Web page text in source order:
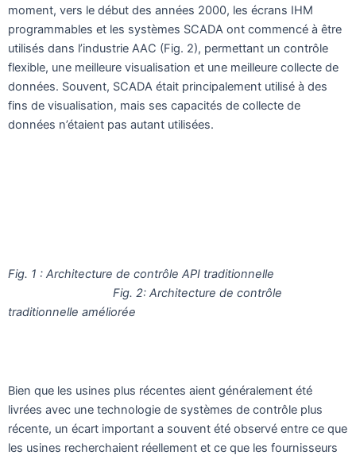
moment, vers le début des années 2000, les écrans IHM
programmables et les systèmes SCADA ont commencé à être
utilisés dans l’industrie AAC (Fig. 2), permettant un contrôle
flexible, une meilleure visualisation et une meilleure collecte de
données. Souvent, SCADA était principalement utilisé à des
fins de visualisation, mais ses capacités de collecte de
données n’étaient pas autant utilisées.
Fig. 1 : Architecture de contrôle API traditionnelle
Fig. 2: Architecture de contrôle
traditionnelle améliorée
Bien que les usines plus récentes aient généralement été
livrées avec une technologie de systèmes de contrôle plus
récente, un écart important a souvent été observé entre ce que
les usines recherchaient réellement et ce que les fournisseurs